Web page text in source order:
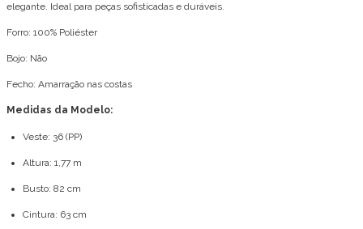
elegante. Ideal para peças sofisticadas e duráveis.
Forro: 100% Poliéster
Bojo: Não
Fecho: Amarração nas costas
Medidas da Modelo:
Veste: 36 (PP)
Altura: 1,77 m
Busto: 82 cm
Cintura: 63 cm